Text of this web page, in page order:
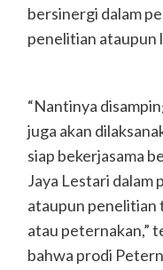
bersinergi dalam
penelitian ataupun
“Nantinya
juga akan
siap bekerjasama
Jaya Lestari dalam
ataupun penelitian
atau peternakan,”
bahwa prodi